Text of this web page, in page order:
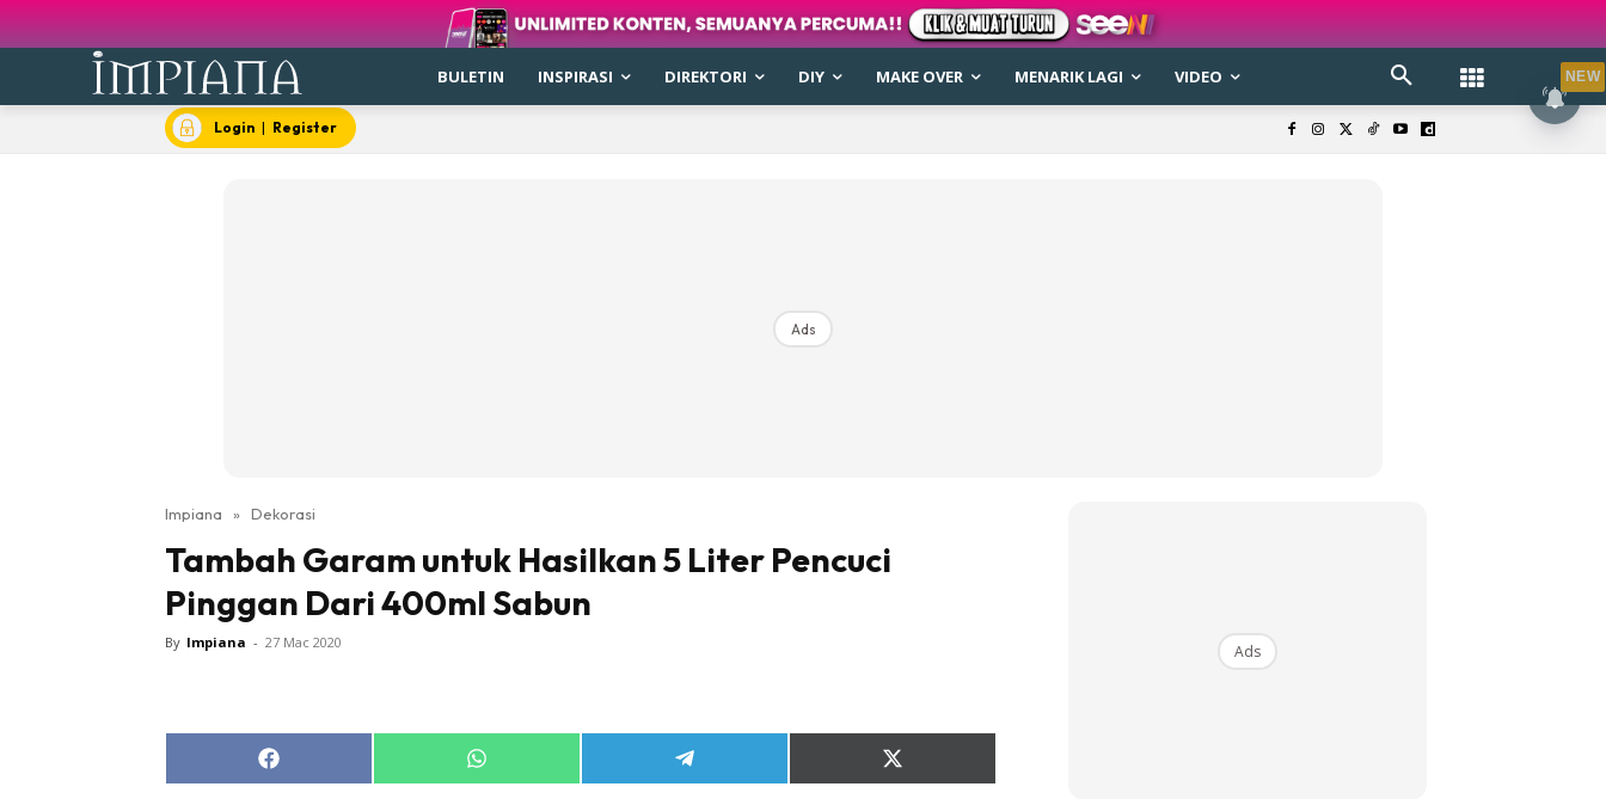
Inspirasi
Bilik Air
BULETIN INSPIRASI DIREKTORI DIY MAKE OVER MENARIK LAGI VIDEO
Login | Register
Ads
Impiana » Dekorasi
Tambah Garam untuk Hasilkan 5 Liter Pencuci
Pinggan Dari 400ml Sabun
By Impiana - 27 Mac 2020
Share
on
Share
on
Share
on
Share
on
Ads
NEW